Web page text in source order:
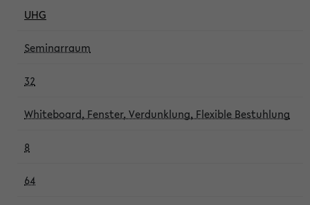
UHG
Seminarraum
32
Whiteboard, Fenster, Verdunklung, Flexible Bestuhlung
8
64